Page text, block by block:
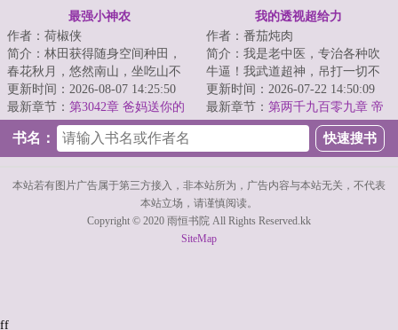
倒打一耙讹诈
最强小神农
作者：荷椒侠
简介：林田获得随身空间种田，
春花秋月，悠然南山，坐吃山不
空。他只想过好自己的小日子，
实力却不允许他...
更新时间：2026-08-07 14:25:50
最新章节： 第3042章 爸妈送你的
我的透视超给力
作者：番茄炖肉
简介：我是老中医，专治各种吹
牛逼！我武道超神，吊打一切不
服气！秦飞偶得神秘传承，拥有
神眼，从此医术...
更新时间：2026-07-22 14:50:09
最新章节： 第两千九百零九章 帝
境（大结局）
书名：
本站若有图片广告属于第三方接入，非本站所为，广告内容与本站无关，不代表
本站立场，请谨慎阅读。
Copyright © 2020 雨恒书院 All Rights Reserved.kk
SiteMap
ff